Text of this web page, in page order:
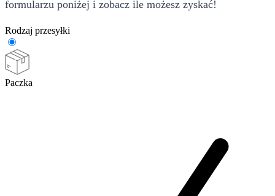
formularzu poniżej i zobacz ile możesz zyskać!
Rodzaj przesyłki
Paczka